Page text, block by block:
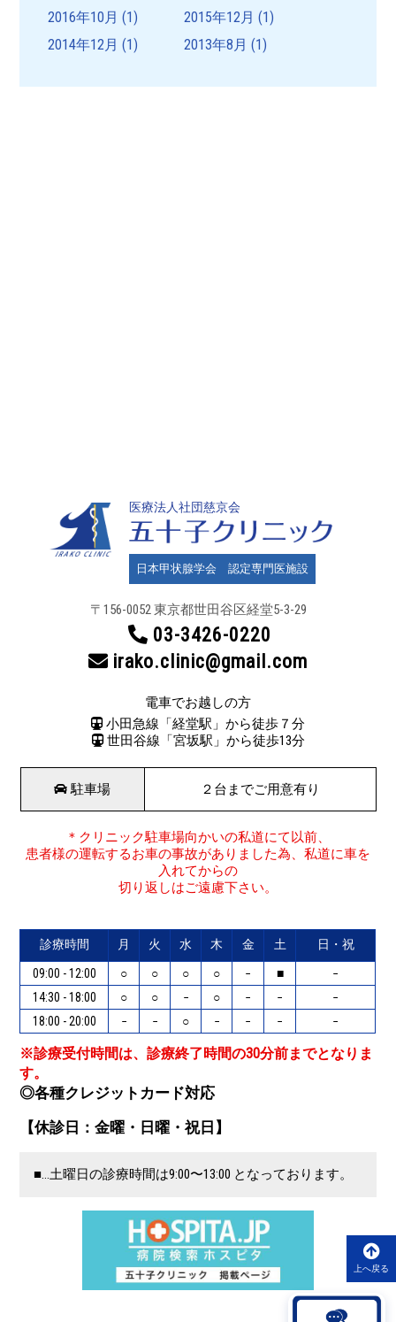
2016年10月 (1) 2015年12月 (1)
2014年12月 (1) 2013年8月 (1)
医療法人社団慈京会
日本甲状腺学会 認定専門医施設
〒156-0052 東京都世田谷区経堂5-3-29
03-3426-0220
irako.clinic@gmail.com
電車でお越しの方
小田急線「経堂駅」から徒歩７分
世田谷線「宮坂駅」から徒歩13分
駐車場 ２台までご用意有り
＊クリニック駐車場向かいの私道にて以前、
患者様の運転するお車の事故がありました為、私道に車を
入れてからの
切り返しはご遠慮下さい。
診療時間 月 火 水 木 金 土 日・祝
09:00 - 12:00 ○ ○ ○ ○ − ■
−
14:30 - 18:00
○ ○ − ○ − −
−
18:00 - 20:00
− − ○ − − − −
※診療受付時間は、診療終了時間の30分前までとなりま
す。
◎各種クレジットカード対応
【休診日：金曜・日曜・祝日】
■…土曜日の診療時間は9:00〜13:00 となっております。
上へ戻る